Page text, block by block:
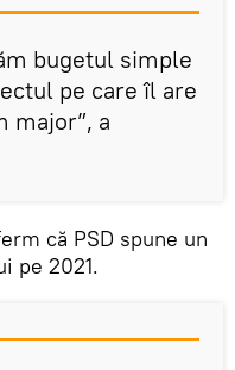
bugetul simple
pe care îl are
major”, a
că PSD spune un
pe 2021.